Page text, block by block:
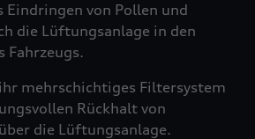
Eindringen von Pollen und
die Lüftungsanlage in den
Fahrzeugs.
mehrschichtiges Filtersystem
Rückhalt von
die Lüftungsanlage.